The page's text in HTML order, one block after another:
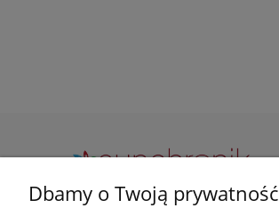
Dbamy o Twoją prywatność